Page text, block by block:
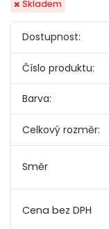
Skladem
Dostupnost:
Číslo produktu:
Barva:
Celkový rozměr:
Směr